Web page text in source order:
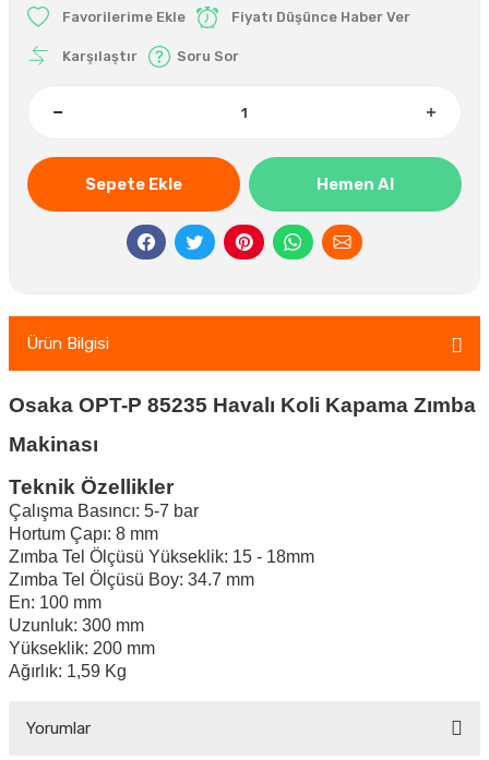
Fiyatı Düşünce Haber Ver
Karşılaştır Soru Sor
Sepete Ekle Hemen Al
Ürün Bilgisi
Osaka OPT-P 85235 Havalı Koli Kapama Zımba
Makinası
Teknik Özellikler
Çalışma Basıncı: 5-7 bar
Hortum Çapı: 8 mm
Zımba Tel Ölçüsü Yükseklik: 15 - 18mm
Zımba Tel Ölçüsü Boy: 34.7 mm
En: 100 mm
Uzunluk: 300 mm
Yükseklik: 200 mm
Ağırlık: 1,59 Kg
Yorumlar